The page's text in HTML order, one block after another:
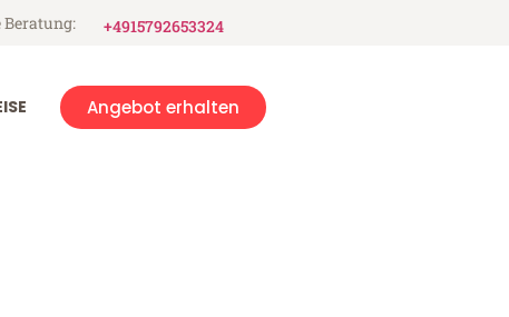
Beratung: +4915792653324
Angebot erhalten